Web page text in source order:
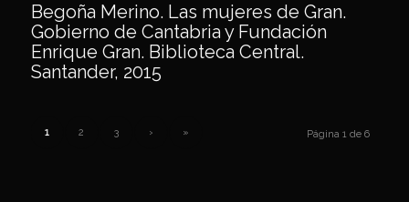
Begoña Merino. Las mujeres de Gran.
Gobierno de Cantabria y Fundación
Enrique Gran. Biblioteca Central.
Santander, 2015
Página 1 de 6
1 2 3 › »